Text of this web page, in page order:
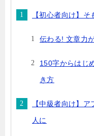
【初心者向け】
伝わる! 文章力
150字からはじ
き方
【中級者向け】
人に